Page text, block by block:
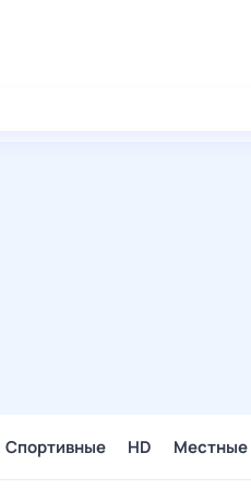
Спортивные HD Местные